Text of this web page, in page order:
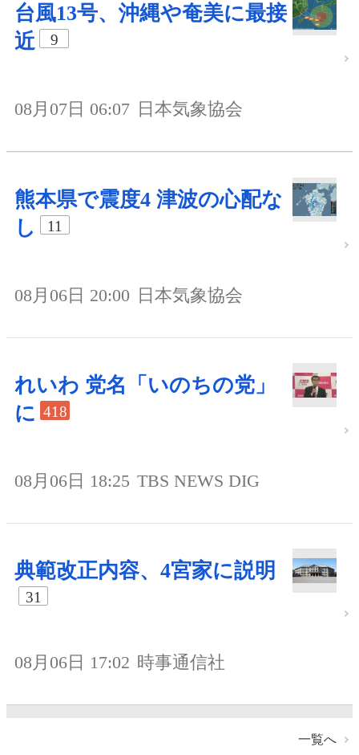
台風13号、沖縄や奄美に最接
近
9
08月07日 06:07 日本気象協会
熊本県で震度4 津波の心配な
し
11
08月06日 20:00 日本気象協会
れいわ 党名「いのちの党」
に 418
08月06日 18:25 TBS NEWS DIG
典範改正内容、4宮家に説明
31
08月06日 17:02 時事通信社
一覧へ